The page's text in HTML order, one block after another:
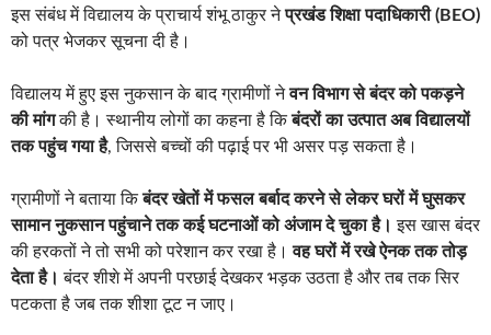
इस संबंध में विद्यालय के प्राचार्य शंभू ठाकुर नेप्रखंड शिक्षा पदाधिकारी (BEO)
को पत्र भेजकर सूचना दी है।
विद्यालय में हुए इस नुकसान के बाद ग्रामीणों नेवन विभाग से बंदर को पकड़ने
की मांगकी है। स्थानीय लोगों का कहना है किबंदरों का उत्पात अब विद्यालयों
तक पहुंच गया है, जिससे बच्चों की पढ़ाई पर भी असर पड़ सकता है।
ग्रामीणों ने बताया किबंदर खेतों में फसल बर्बाद करने से लेकर घरों में घुसकर
सामान नुकसान पहुंचाने तक कई घटनाओं को अंजाम दे चुका है। इस खास बंदर
की हरकतों ने तो सभी को परेशान कर रखा है।वह घरों में रखे ऐनक तक तोड़
देता है। बंदर शीशे में अपनी परछाई देखकर भड़क उठता है और तब तक सिर
पटकता है जब तक शीशा टूट न जाए।